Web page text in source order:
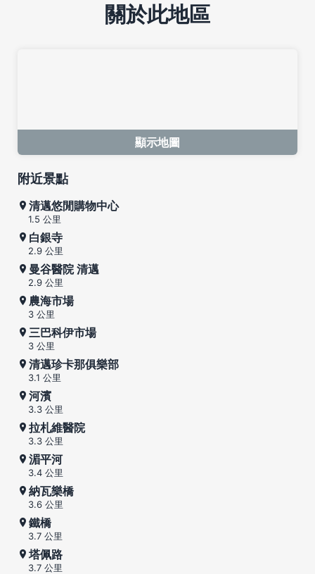
關於此地區
顯示地圖
附近景點
清邁悠閒購物中心
1.5 公里
白銀寺
2.9 公里
曼谷醫院 清邁
2.9 公里
農海市場
3 公里
三巴科伊市場
3 公里
清邁珍卡那俱樂部
3.1 公里
河濱
3.3 公里
拉札維醫院
3.3 公里
湄平河
3.4 公里
納瓦樂橋
3.6 公里
鐵橋
3.7 公里
塔佩路
3.7 公里